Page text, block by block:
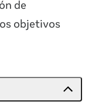
de
objetivos